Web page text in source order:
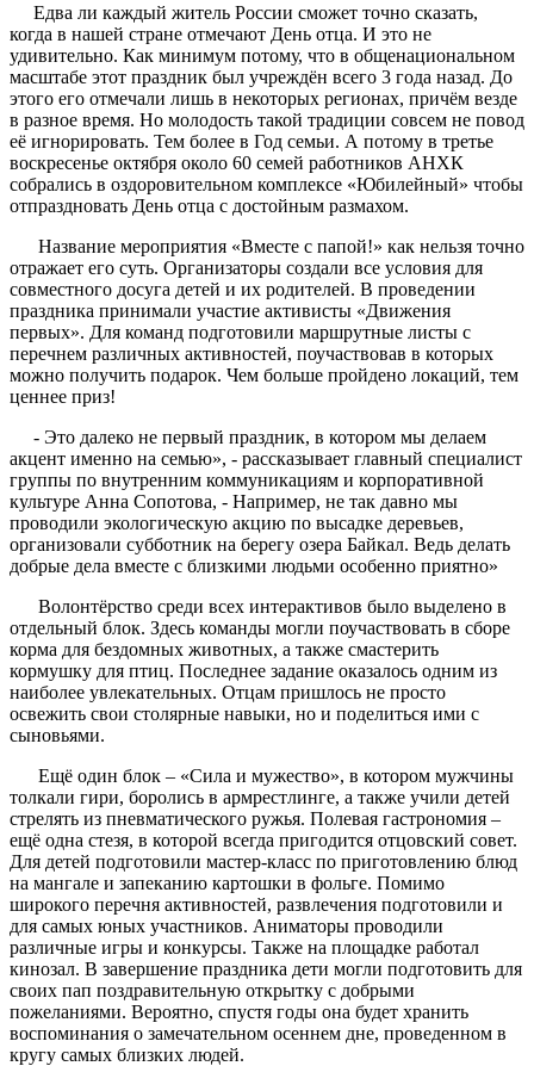
Едва ли каждый житель России сможет точно сказать,
когда в нашей стране отмечают День отца. И это не
удивительно. Как минимум потому, что в общенациональном
масштабе этот праздник был учреждён всего 3 года назад. До
этого его отмечали лишь в некоторых регионах, причём везде
в разное время. Но молодость такой традиции совсем не повод
её игнорировать. Тем более в Год семьи. А потому в третье
воскресенье октября около 60 семей работников АНХК
собрались в оздоровительном комплексе «Юбилейный» чтобы
отпраздновать День отца с достойным размахом.
Название мероприятия «Вместе с папой!» как нельзя точно
отражает его суть. Организаторы создали все условия для
совместного досуга детей и их родителей. В проведении
праздника принимали участие активисты «Движения
первых». Для команд подготовили маршрутные листы с
перечнем различных активностей, поучаствовав в которых
можно получить подарок. Чем больше пройдено локаций, тем
ценнее приз!
- Это далеко не первый праздник, в котором мы делаем
акцент именно на семью», - рассказывает главный специалист
группы по внутренним коммуникациям и корпоративной
культуре Анна Сопотова, - Например, не так давно мы
проводили экологическую акцию по высадке деревьев,
организовали субботник на берегу озера Байкал. Ведь делать
добрые дела вместе с близкими людьми особенно приятно»
Волонтёрство среди всех интерактивов было выделено в
отдельный блок. Здесь команды могли поучаствовать в сборе
корма для бездомных животных, а также смастерить
кормушку для птиц. Последнее задание оказалось одним из
наиболее увлекательных. Отцам пришлось не просто
освежить свои столярные навыки, но и поделиться ими с
сыновьями.
Ещё один блок – «Сила и мужество», в котором мужчины
толкали гири, боролись в армрестлинге, а также учили детей
стрелять из пневматического ружья. Полевая гастрономия –
ещё одна стезя, в которой всегда пригодится отцовский совет.
Для детей подготовили мастер-класс по приготовлению блюд
на мангале и запеканию картошки в фольге. Помимо
широкого перечня активностей, развлечения подготовили и
для самых юных участников. Аниматоры проводили
различные игры и конкурсы. Также на площадке работал
кинозал. В завершение праздника дети могли подготовить для
своих пап поздравительную открытку с добрыми
пожеланиями. Вероятно, спустя годы она будет хранить
воспоминания о замечательном осеннем дне, проведенном в
кругу самых близких людей.